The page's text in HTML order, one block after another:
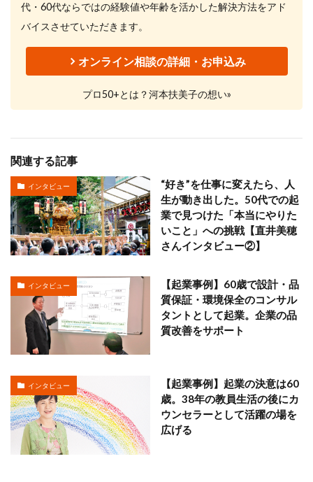
代・60代ならではの経験値や年齢を活かした解決方法をアド
バイスさせていただきます。
オンライン相談の詳細・お申込み
プロ50+とは？河本扶美子の想い»
関連する記事
インタビュー
“好き”を仕事に変えたら、人
生が動き出した。50代での起
業で見つけた「本当にやりた
いこと」への挑戦【直井美穂
さんインタビュー②】
インタビュー
【起業事例】60歳で設計・品
質保証・環境保全のコンサル
タントとして起業。企業の品
質改善をサポート
インタビュー
【起業事例】起業の決意は60
歳。38年の教員生活の後にカ
ウンセラーとして活躍の場を
広げる